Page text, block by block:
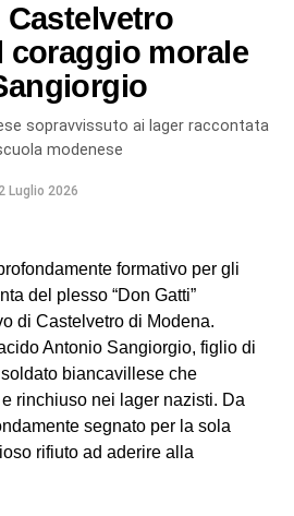
coraggio morale
sopravvissuto ai lager raccontata
modenese
Luglio 2026
formativo per gli
del plesso “Don Gatti”
di Castelvetro di Modena.
Antonio Sangiorgio, figlio di
biancavillese che
rinchiuso nei lager nazisti. Da
segnato per la sola
rifiuto ad aderire alla